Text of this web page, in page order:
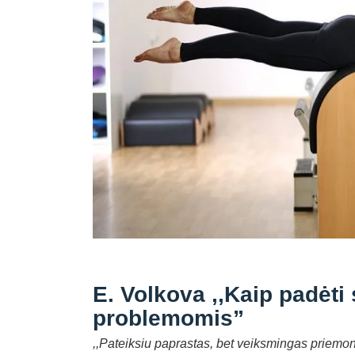
E. Volkova ,,Kaip
problemomis”
,,Pateiksiu paprastas, bet veiksmingas